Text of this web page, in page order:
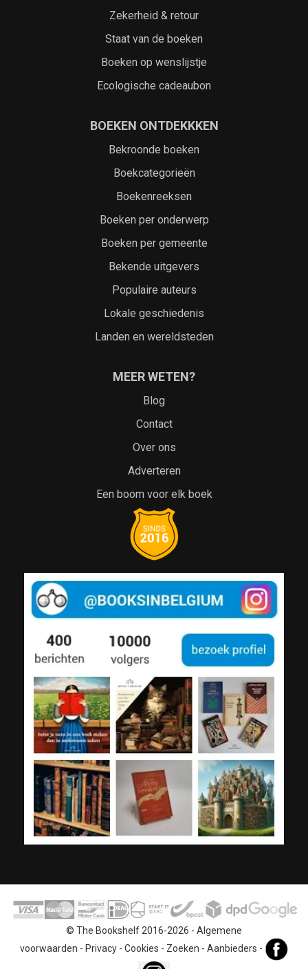
Zekerheid & retour
Staat van de boeken
Boeken op wenslijstje
Ecologische cadeaubon
BOEKEN ONTDEKKKEN
Bekroonde boeken
Boekcategorieën
Boekenreeksen
Boeken per onderwerp
Boeken per gemeente
Bekende uitgevers
Populaire auteurs
Lokale geschiedenis
Landen en wereldsteden
MEER WETEN?
Blog
Contact
Over ons
Adverteren
Een boom voor elk boek
© The Bookshelf 2016-2026 - Algemene
voorwaarden - Privacy- Cookies - Zoeken - Aanbieders -